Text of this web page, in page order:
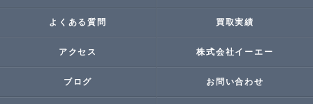
よくある質問 買取実績
アクセス 株式会社イーエー
ブログ お問い合わせ